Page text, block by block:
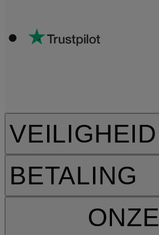
VEILIGHEID
BETALING
ONZE